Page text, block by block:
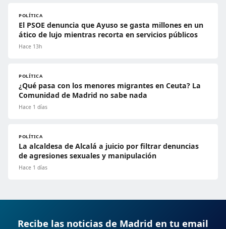
POLÍTICA
El PSOE denuncia que Ayuso se gasta millones en un
ático de lujo mientras recorta en servicios públicos
Hace 13h
POLÍTICA
¿Qué pasa con los menores migrantes en Ceuta? La
Comunidad de Madrid no sabe nada
Hace 1 días
POLÍTICA
La alcaldesa de Alcalá a juicio por filtrar denuncias
de agresiones sexuales y manipulación
Hace 1 días
Recibe las noticias de Madrid en tu email